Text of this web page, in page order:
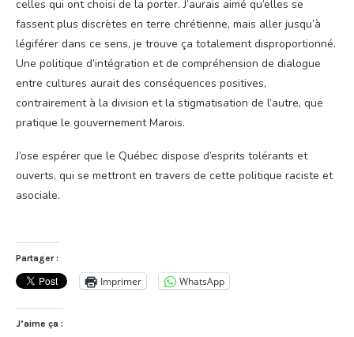
celles qui ont choisi de la porter. J’aurais aimé qu’elles se
fassent plus discrètes en terre chrétienne, mais aller jusqu’à
légiférer dans ce sens, je trouve ça totalement disproportionné.
Une politique d’intégration et de compréhension de dialogue
entre cultures aurait des conséquences positives,
contrairement à la division et la stigmatisation de l’autre, que
pratique le gouvernement Marois.
J’ose espérer que le Québec dispose d’esprits tolérants et
ouverts, qui se mettront en travers de cette politique raciste et
asociale.
Partager :
Imprimer WhatsApp
J’aime ça :